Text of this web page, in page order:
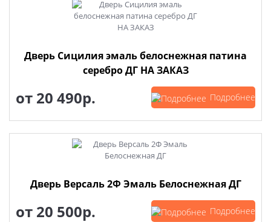
Дверь Сицилия эмаль белоснежная патина
серебро ДГ НА ЗАКАЗ
от 20 490р. Подробнее
Дверь Версаль 2Ф Эмаль Белоснежная ДГ
от 20 500р. Подробнее